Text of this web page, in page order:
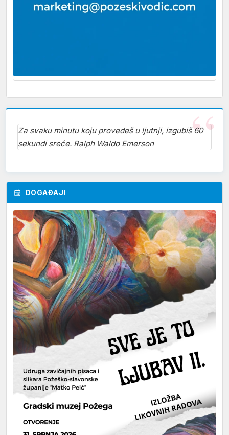
Za svaku minutu koju provedeš u ljutnji, izgubiš 60
sekundi sreće. Ralph Waldo Emerson
DOGAĐAJI